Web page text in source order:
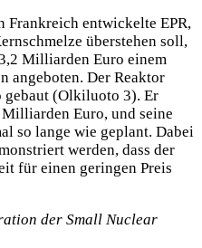
Frankreich entwickelte EPR,
überstehen soll,
Milliarden Euro einem
angeboten. Der Reaktor
(Olkiluoto 3). Er
Euro, und seine
so lange wie geplant. Dabei
werden, dass der
für einen geringen Preis
der Small Nuclear